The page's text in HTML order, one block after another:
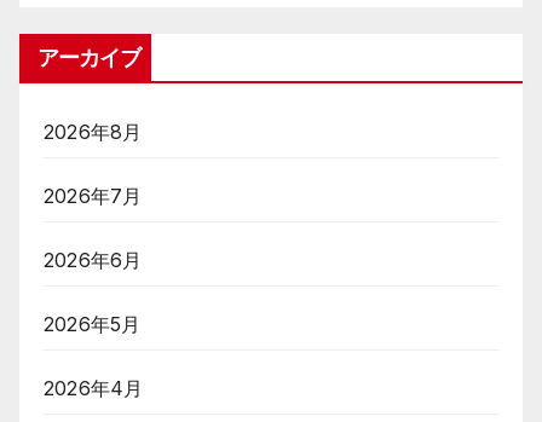
アーカイブ
2026年8月
2026年7月
2026年6月
2026年5月
2026年4月